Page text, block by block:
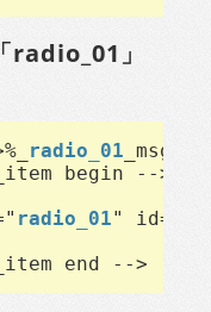
radio_01」
radio_01
_item begin -->
radio_01" id="
_item end -->